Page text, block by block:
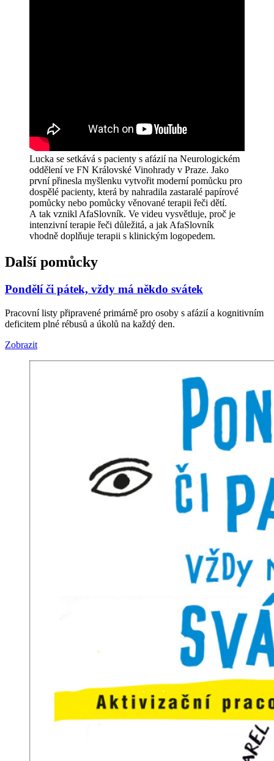
Lucka se setkává s pacienty s afázií na Neurologickém
oddělení ve FN Královské Vinohrady v Praze. Jako
první přinesla myšlenku vytvořit moderní pomůcku pro
dospělé pacienty, která by nahradila zastaralé papírové
pomůcky nebo pomůcky věnované terapii řeči dětí.
A tak vznikl AfaSlovník. Ve videu vysvětluje, proč je
intenzivní terapie řeči důležitá, a jak AfaSlovník
vhodně doplňuje terapii s klinickým logopedem.
Další pomůcky
Pondělí či pátek, vždy má někdo svátek
Pracovní listy připravené primárně pro osoby s afázií a kognitivním
deficitem plné rébusů a úkolů na každý den.
Zobrazit